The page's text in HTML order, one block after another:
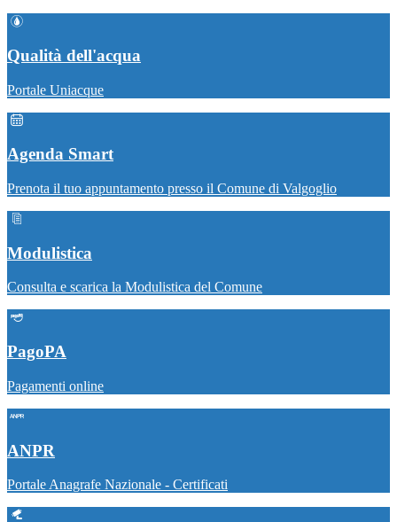
Qualità dell'acqua
Portale Uniacque
Agenda Smart
Prenota il tuo appuntamento presso il Comune di Valgoglio
Modulistica
Consulta e scarica la Modulistica del Comune
PagoPA
Pagamenti online
ANPR
Portale Anagrafe Nazionale - Certificati